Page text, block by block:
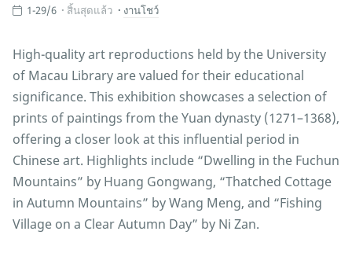
1-29/6 สิ้นสุดแล้ว งานโชว์
High-quality art reproductions held by the University
of Macau Library are valued for their educational
significance. This exhibition showcases a selection of
prints of paintings from the Yuan dynasty (1271–1368),
offering a closer look at this influential period in
Chinese art. Highlights include “Dwelling in the Fuchun
Mountains” by Huang Gongwang, “Thatched Cottage
in Autumn Mountains” by Wang Meng, and “Fishing
Village on a Clear Autumn Day” by Ni Zan.